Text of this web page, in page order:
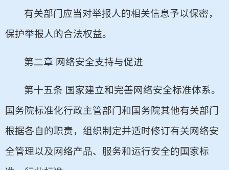
有关部门应当对举报人的相关信息予以保密，
保护举报人的合法权益。
第二章 网络安全支持与促进
第十五条 国家建立和完善网络安全标准体系。
国务院标准化行政主管部门和国务院其他有关部门
根据各自的职责，组织制定并适时修订有关网络安
全管理以及网络产品、服务和运行安全的国家标